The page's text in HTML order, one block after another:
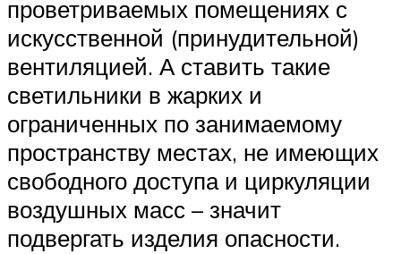
проветриваемых помещениях с
искусственной (принудительной)
вентиляцией. А ставить такие
светильники в жарких и
ограниченных по занимаемому
пространству местах, не имеющих
свободного доступа и циркуляции
воздушных масс – значит
подвергать изделия опасности.